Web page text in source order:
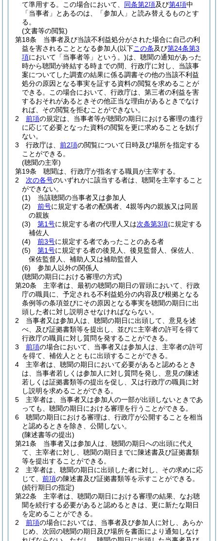
て準用する。
この場合において、 同条第2項及び第4項中
「当事者」とあるのは、「参加人」と読み替えるものとす
る。
(文書等の閲覧)
第18条
当事者及び当該不利益処分がされた場合に自己の利
益を害されることとなる参加人(以下この条及び第24条第3
項において「当事者等」という。)は、聴聞の通知があった
時から聴聞が終結する時までの間、行政庁に対し、当該事
案についてした調査の結果に係る調書その他の当該不利益
処分の原因となる事実を証する資料の閲覧を求めることが
できる。
この場合において、行政庁は、第三者の利益を害
するおそれがあるときその他正当な理由があるときでなけ
れば、その閲覧を拒むことができない。
2
前項の規定は、当事者等が聴聞の期日における審理の進行
に応じて必要となった資料の閲覧を更に求めることを妨げ
ない。
3
行政庁は、 前2項の閲覧について日時及び場所を指定する
ことができる。
(聴聞の主宰)
第19条
聴聞は、行政庁が指名する職員が主宰する。
2
次の各号のいずれかに該当する者は、聴聞を主宰すること
ができない。
(1)
当該聴聞の当事者又は参加人
(2)
前号に規定する者の配偶者、4親等内の親族又は同居
の親族
(3)
第1号に規定する者の代理人又は次条第3項に規定する
補佐人
(4)
前3号に規定する者であったことのある者
(5)
第1号に規定する者の後見人、後見監督人、保佐人、
保佐監督人、補助人又は補助監督人
(6)
参加人以外の関係人
(聴聞の期日における審理の方式)
第20条
主宰者は、最初の聴聞の期日の冒頭において、行政
庁の職員に、予定される不利益処分の内容及び根拠となる
条例等の条項並びにその原因となる事実を聴聞の期日に出
頭した者に対し説明させなければならない。
2
当事者又は参加人は、聴聞の期日に出頭して、意見を述
べ、及び証拠書類等を提出し、並びに主宰者の許可を得て
行政庁の職員に対し質問を発することができる。
3
前項の場合において、当事者又は参加人は、主宰者の許可
を得て、補佐人とともに出頭することができる。
4
主宰者は、聴聞の期日において必要があると認めるとき
は、当事者若しくは参加人に対し質問を発し、意見の陳述
若しくは証拠書類等の提出を促し、又は行政庁の職員に対
し説明を求めることができる。
5
主宰者は、当事者又は参加人の一部が出頭しないときであ
っても、聴聞の期日における審理を行うことができる。
6
聴聞の期日における審理は、行政庁が公開することを相当
と認めるときを除き、公開しない。
(陳述書等の提出)
第21条
当事者又は参加人は、聴聞の期日への出頭に代え
て、主宰者に対し、聴聞の期日までに陳述書及び証拠書類
等を提出することができる。
2
主宰者は、聴聞の期日に出頭した者に対し、その求めに応
じて、 前項の陳述書及び証拠書類等を示すことができる。
(続行期日の指定)
第22条
主宰者は、聴聞の期日における審理の結果、なお聴
聞を続行する必要があると認めるときは、更に新たな期日
を定めることができる。
2
前項の場合においては、当事者及び参加人に対し、あらか
じめ、次回の聴聞の期日及び場所を書面により通知しなけ